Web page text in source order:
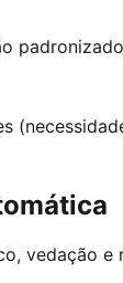
vedação